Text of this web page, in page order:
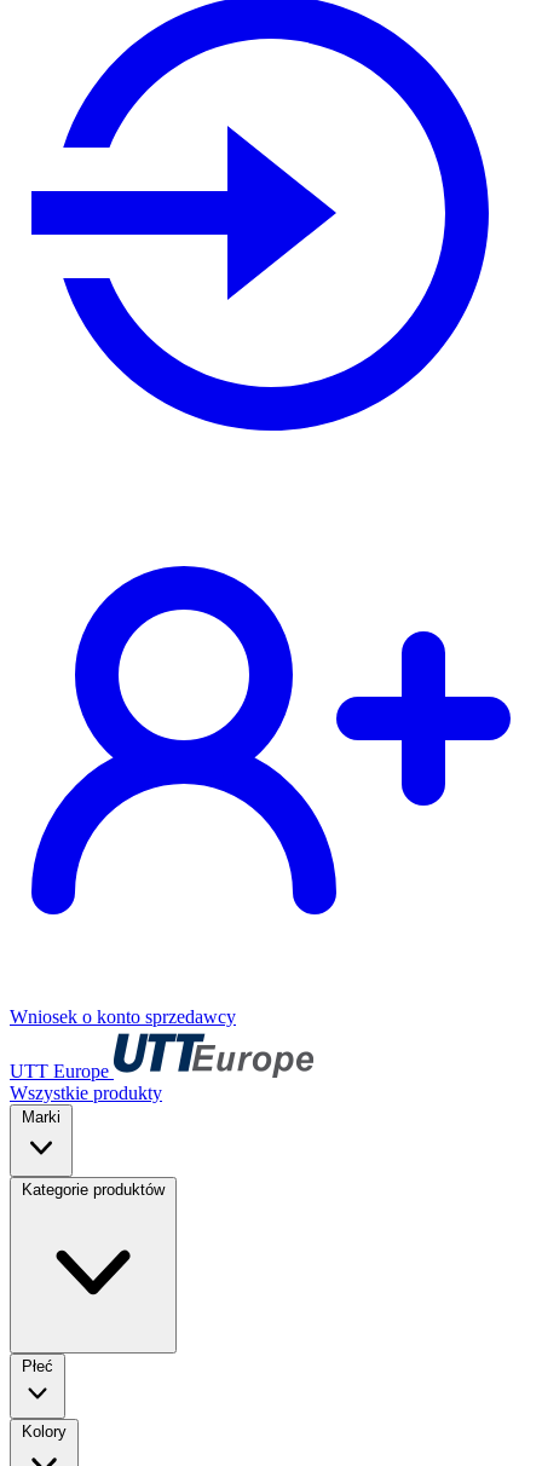
Wniosek o konto sprzedawcy
UTT Europe
Wszystkie produkty
Marki
Kategorie produktów
Płeć
Kolory